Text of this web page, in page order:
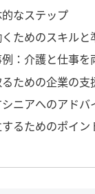
なステップ
ためのスキルと
：介護と仕事を
ための企業の支
ニアへのアド
るためのポイン